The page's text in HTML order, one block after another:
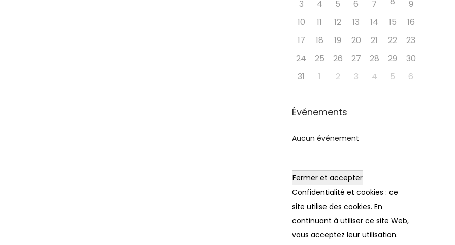
3
4 5 6 7
9
10
11 12 13 14 15
16
17
18 19 20 21 22
23
24
25 26 27 28 29
30
31
1 2 3 4 5 6
Événements
Aucun événement
Confidentialité et cookies : ce
site utilise des cookies. En
continuant à utiliser ce site Web,
vous acceptez leur utilisation.